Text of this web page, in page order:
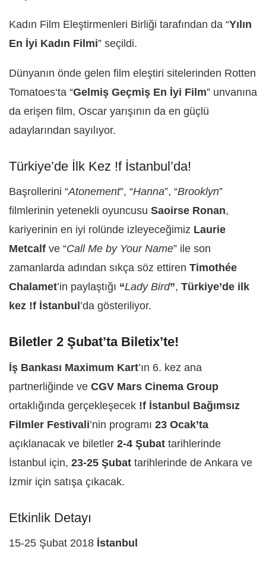
Kadın Film Eleştirmenleri Birliği tarafından da “Yılın
En İyi Kadın Filmi” seçildi.
Dünyanın önde gelen film eleştiri sitelerinden Rotten
Tomatoes‘ta “Gelmiş Geçmiş En İyi Film” unvanına
da erişen film, Oscar yarışının da en güçlü
adaylarından sayılıyor.
Türkiye’de İlk Kez !f İstanbul’da!
Başrollerini “Atonement”, “Hanna”, “Brooklyn”
filmlerinin yetenekli oyuncusu Saoirse Ronan,
kariyerinin en iyi rolünde izleyeceğimiz Laurie
Metcalf ve “Call Me by Your Name” ile son
zamanlarda adından sıkça söz ettiren Timothée
Chalamet’in paylaştığı “Lady Bird”, Türkiye’de ilk
kez !f İstanbul ’da gösteriliyor.
Biletler 2 Şubat’ta Biletix’te!
İş Bankası Maximum Kart’ın 6. kez ana
partnerliğinde ve CGV Mars Cinema Group
ortaklığında gerçekleşecek !f İstanbul Bağımsız
Filmler Festivali’nin programı 23 Ocak’ta
açıklanacak ve biletler 2-4 Şubat tarihlerinde
İstanbul için, 23-25 Şubat tarihlerinde de Ankara ve
İzmir için satışa çıkacak.
Etkinlik Detayı
15-25 Şubat 2018 İstanbul